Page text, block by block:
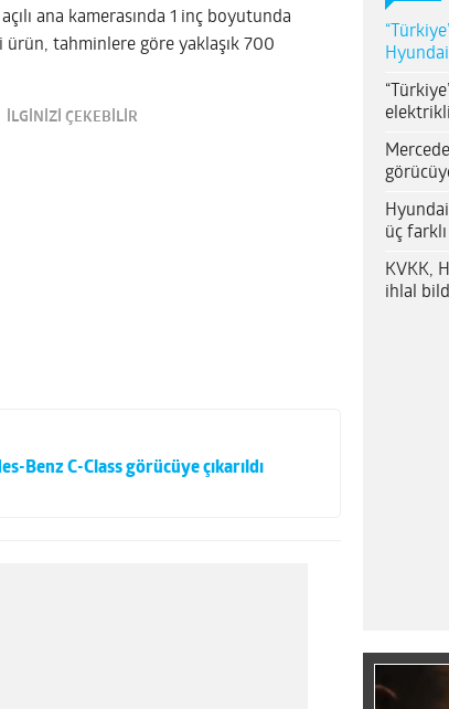
ana kamerasında 1 inç boyutunda
ürün, tahminlere göre yaklaşık 700
İLGİNİZİ ÇEKEBİLİR
Benz C-Class görücüye çıkarıldı
üç
KVKK,
ihlal